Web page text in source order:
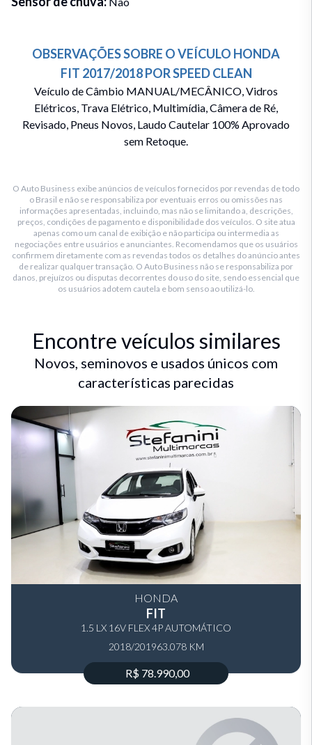
OBSERVAÇÕES SOBRE O VEÍCULO HONDA
FIT 2017/2018PORSPEED CLEAN
Veículo de Câmbio MANUAL/MECÂNICO, Vidros
Elétricos, Trava Elétrico, Multimídia, Câmera de Ré,
Revisado, Pneus Novos, Laudo Cautelar 100% Aprovado
sem Retoque.
O Auto Business exibe anúncios de veículos fornecidos por revendas de todo
o Brasil e não se responsabiliza por eventuais erros ou omissões nas
informações apresentadas, incluindo, mas não se limitando a, descrições,
preços, condições de pagamento e disponibilidade dos veículos. O site atua
apenas como um canal de exibição e não participa ou intermedia as
negociações entre usuários e anunciantes. Recomendamos que os usuários
confirmem diretamente com as revendas todos os detalhes do anúncio antes
de realizar qualquer transação. O Auto Business não se responsabiliza por
danos, prejuízos ou disputas decorrentes do uso do site, sendo essencial que
os usuários adotem cautela e bom senso ao utilizá-lo.
Encontre veículos similares
Novos, seminovos e usados únicos com
características parecidas
HONDA
FIT
1.5 LX 16V FLEX 4P AUTOMÁTICO
2018/201963.078 KM
R$ 78.990,00